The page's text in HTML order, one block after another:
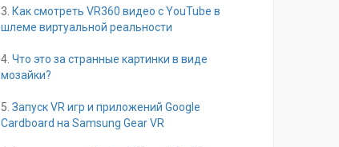
3. Как смотреть VR360 видео с YouTube в
шлеме виртуальной реальности
4. Что это за странные картинки в виде
мозайки?
5. Запуск VR игр и приложений Google
Cardboard на Samsung Gear VR